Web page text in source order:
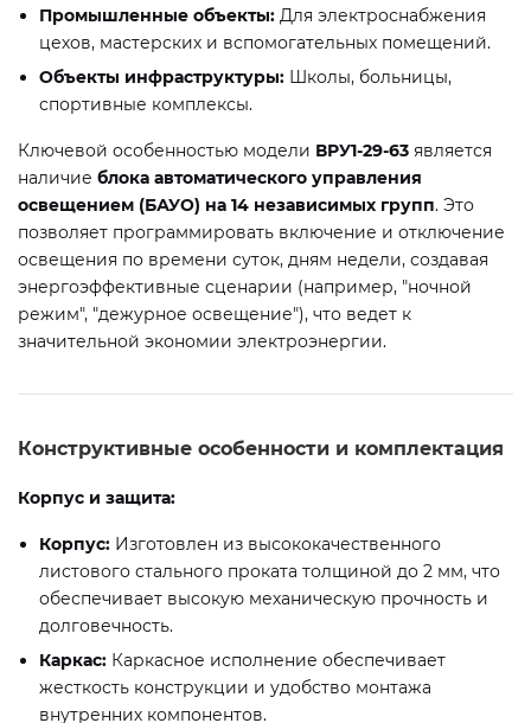
Промышленные объекты: Для электроснабжения
цехов, мастерских и вспомогательных помещений.
Объекты инфраструктуры: Школы, больницы,
спортивные комплексы.
Ключевой особенностью модели ВРУ1-29-63 является
наличие блока автоматического управления
освещением (БАУО) на 14 независимых групп. Это
позволяет программировать включение и отключение
освещения по времени суток, дням недели, создавая
энергоэффективные сценарии (например, "ночной
режим", "дежурное освещение"), что ведет к
значительной экономии электроэнергии.
Конструктивные особенности и комплектация
Корпус и защита:
Корпус: Изготовлен из высококачественного
листового стального проката толщиной до 2 мм, что
обеспечивает высокую механическую прочность и
долговечность.
Каркас: Каркасное исполнение обеспечивает
жесткость конструкции и удобство монтажа
внутренних компонентов.